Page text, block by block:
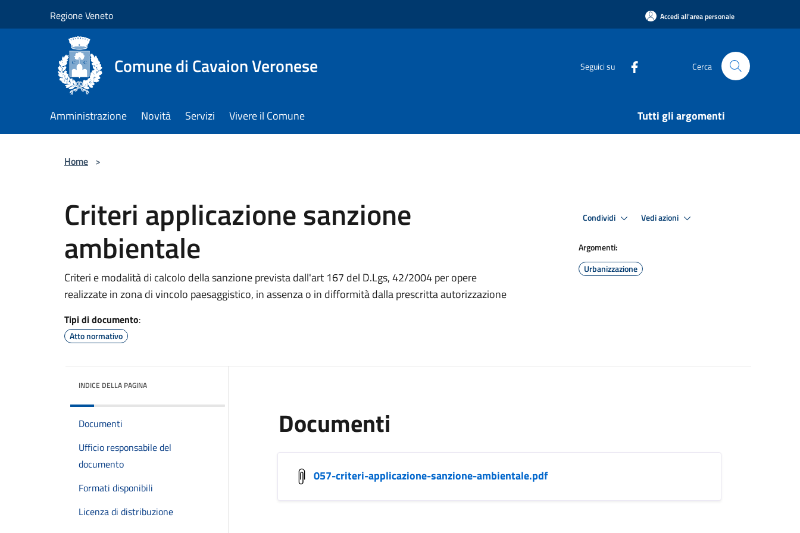
Regione Veneto Accedi all'area personale
Comune di Cavaion Veronese Seguici su Cerca
Amministrazione Novità Servizi Vivere il Comune Tutti gli argomenti
Home >
Criteri applicazione sanzione
ambientale
Criteri e modalità di calcolo della sanzione prevista dall'art 167 del D.Lgs, 42/2004 per opere
realizzate in zona di vincolo paesaggistico, in assenza o in difformità dalla prescritta autorizzazione
Tipi di documento:
Atto normativo
Condividi Vedi azioni
Argomenti:
Urbanizzazione
INDICE DELLA PAGINA
Documenti
Ufficio responsabile del
documento
Formati disponibili
Licenza di distribuzione
Documenti
057-criteri-applicazione-sanzione-ambientale.pdf